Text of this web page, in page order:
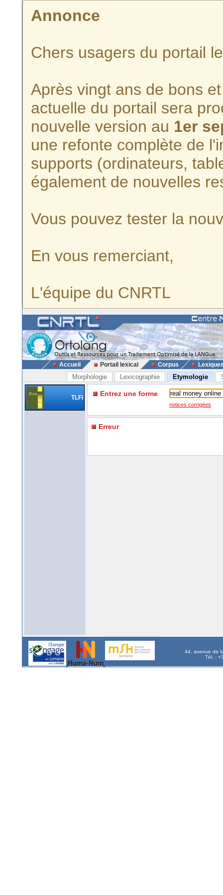
Annonce
Chers usagers du portail
Après vingt ans de bons
actuelle du portail sera
nouvelle version au 1er
une refonte complète de
supports (ordinateurs,
également de nouvelles
Vous pouvez tester la
En vous remerciant,
L'équipe du CNRTL
Accueil Portail lexical Corpus
Morphologie Lexicographie Etymologie
TLFi Entrez une forme
notices corrigées
Erreur
44, avenue de
Tél. :